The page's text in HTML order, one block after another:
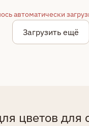
автоматически
Загрузить ещё
цветов для